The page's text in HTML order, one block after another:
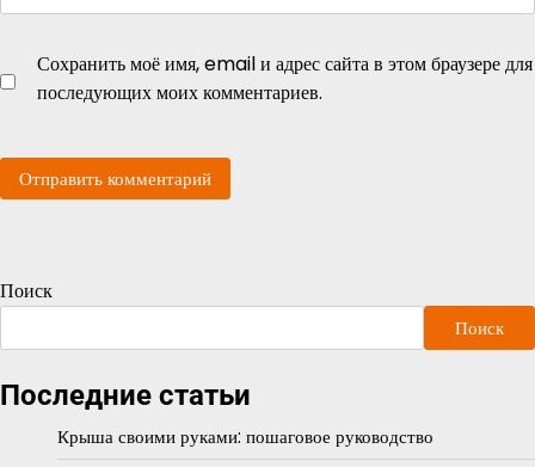
Сохранить моё имя, email и адрес сайта в этом браузере для
последующих моих комментариев.
Поиск
Поиск
Последние статьи
Крыша своими руками: пошаговое руководство